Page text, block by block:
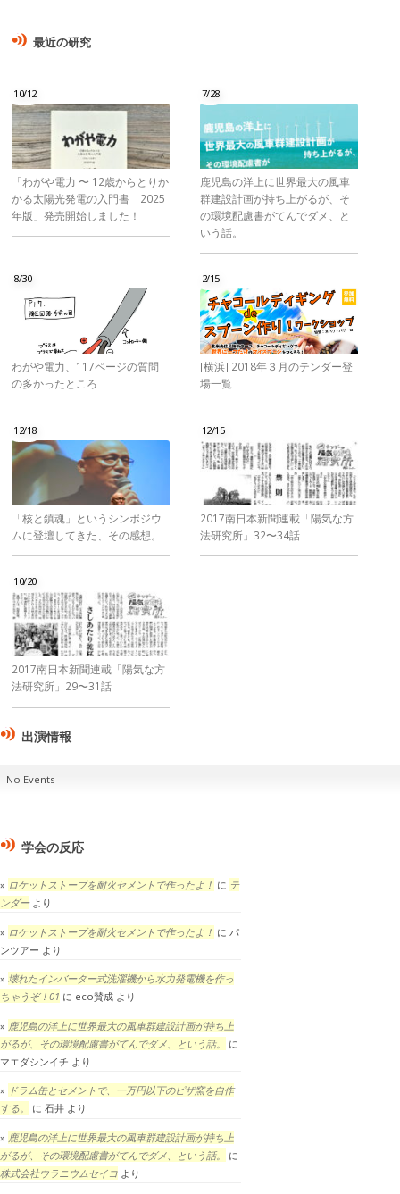
最近の研究
10/12
「わがや電力 〜 12歳からとりか
かる太陽光発電の入門書 2025
年版」発売開始しました！
7/28
鹿児島の洋上に世界最大の風車
群建設計画が持ち上がるが、そ
の環境配慮書がてんでダメ、と
いう話。
8/30
わがや電力、117ページの質問
の多かったところ
2/15
[横浜] 2018年３月のテンダー登
場一覧
12/18
「核と鎮魂」というシンポジウ
ムに登壇してきた、その感想。
12/15
2017南日本新聞連載「陽気な方
法研究所」32〜34話
10/20
2017南日本新聞連載「陽気な方
法研究所」29〜31話
出演情報
No Events
学会の反応
ロケットストーブを耐火セメントで作ったよ！ に テ
ンダーより
ロケットストーブを耐火セメントで作ったよ！ に パ
ンツアー より
壊れたインバーター式洗濯機から水力発電機を作っ
ちゃうぞ！01 に eco賛成 より
鹿児島の洋上に世界最大の風車群建設計画が持ち上
がるが、その環境配慮書がてんでダメ、という話。
に
マエダシンイチ より
ドラム缶とセメントで、一万円以下のピザ窯を自作
する。
に 石井 より
鹿児島の洋上に世界最大の風車群建設計画が持ち上
がるが、その環境配慮書がてんでダメ、という話。
に
株式会社ウラニウムセイコ より